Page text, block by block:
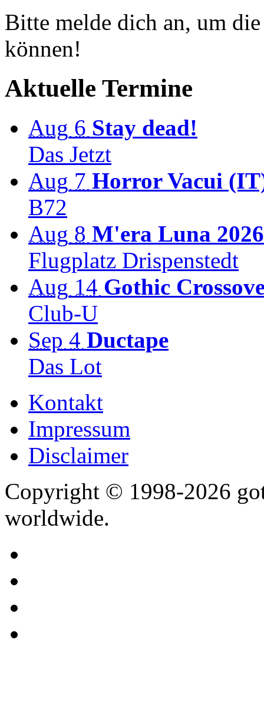
Bitte melde dich an, um
können!
Aktuelle Termine
Aug 6 Stay dead!
Das Jetzt
Aug 7 Horror Vacui
B72
Aug 8 M'era Luna 2026
Flugplatz Drispenstedt
Aug 14 Gothic
Club-U
Sep 4 Ductape
Das Lot
Kontakt
Impressum
Disclaimer
Copyright © 1998-2026
worldwide.